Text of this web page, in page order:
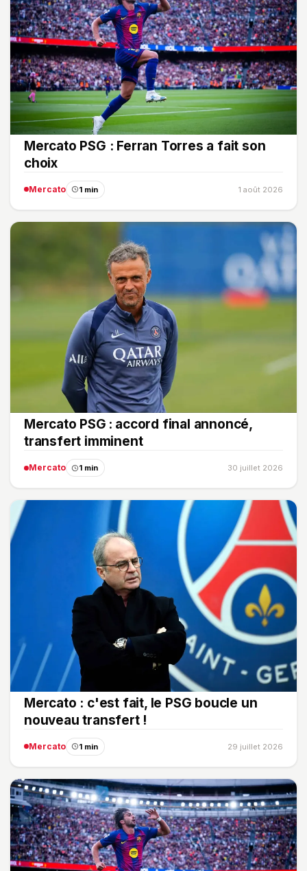
Mercato PSG : Ferran Torres a fait son
choix
Mercato 1 min 1 août 2026
Mercato PSG : accord final annoncé,
transfert imminent
Mercato 1 min 30 juillet 2026
Mercato : c'est fait, le PSG boucle un
nouveau transfert !
Mercato 1 min 29 juillet 2026